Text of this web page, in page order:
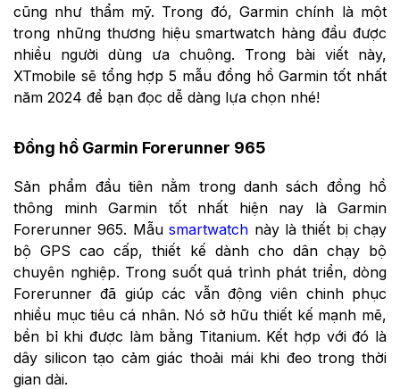
cũng như thẩm mỹ. Trong đó, Garmin chính là một
trong những thương hiệu smartwatch hàng đầu được
nhiều người dùng ưa chuộng. Trong bài viết này,
XTmobile sẽ tổng hợp 5 mẫu đồng hồ Garmin tốt nhất
năm 2024 để bạn đọc dễ dàng lựa chọn nhé!
Đồng hồ Garmin Forerunner 965
Sản phẩm đầu tiên nằm trong danh sách đồng hồ
thông minh Garmin tốt nhất hiện nay là Garmin
Forerunner 965. Mẫusmartwatch này là thiết bị chạy
bộ GPS cao cấp, thiết kế dành cho dân chạy bộ
chuyên nghiệp. Trong suốt quá trình phát triển, dòng
Forerunner đã giúp các vẫn động viên chinh phục
nhiều mục tiêu cá nhân. Nó sở hữu thiết kế mạnh mẽ,
bền bỉ khi được làm bằng Titanium. Kết hợp với đó là
dây silicon tạo cảm giác thoải mái khi đeo trong thời
gian dài.